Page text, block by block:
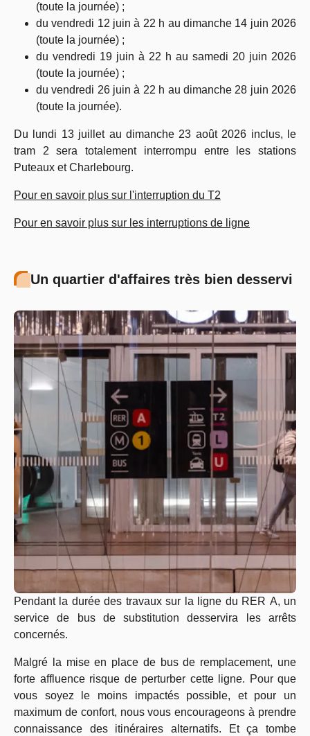
(toute la journée) ;
du vendredi 12 juin à 22 h au dimanche 14 juin 2026
(toute la journée) ;
du vendredi 19 juin à 22 h au samedi 20 juin 2026
(toute la journée) ;
du vendredi 26 juin à 22 h au dimanche 28 juin 2026
(toute la journée).
Du lundi 13 juillet au dimanche 23 août 2026 inclus, le
tram 2 sera totalement interrompu entre les stations
Puteaux et Charlebourg.
Pour en savoir plus sur l'interruption du T2
Pour en savoir plus sur les interruptions de ligne
Un quartier d'affaires très bien desservi
Pendant la durée des travaux sur la ligne du RER A, un
service de bus de substitution desservira les arrêts
concernés.
Malgré la mise en place de bus de remplacement, une
forte affluence risque de perturber cette ligne. Pour que
vous soyez le moins impactés possible, et pour un
maximum de confort, nous vous encourageons à prendre
connaissance des itinéraires alternatifs. Et ça tombe